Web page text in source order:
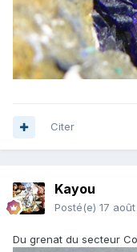
Citer
Kayou
Posté(e) 17
Du grenat du secteur